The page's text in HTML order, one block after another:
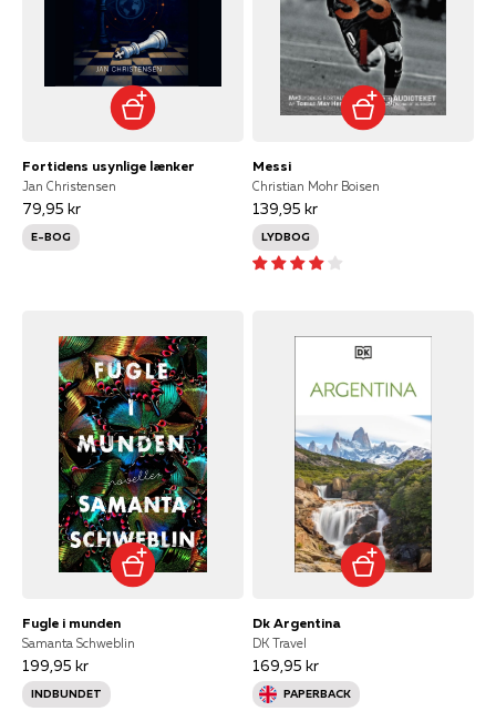
Fortidens usynlige lænker
Jan Christensen
79,95 kr
E-BOG
Messi
Christian Mohr Boisen
139,95 kr
LYDBOG
Fugle i munden
Samanta Schweblin
199,95 kr
INDBUNDET
Dk Argentina
DK Travel
169,95 kr
PAPERBACK